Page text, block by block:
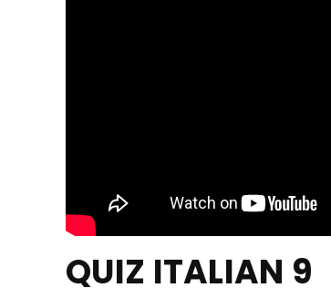
QUIZ ITALIAN 9